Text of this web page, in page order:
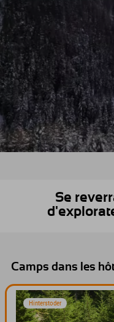
Se
Camps dans les
Hinterstoder